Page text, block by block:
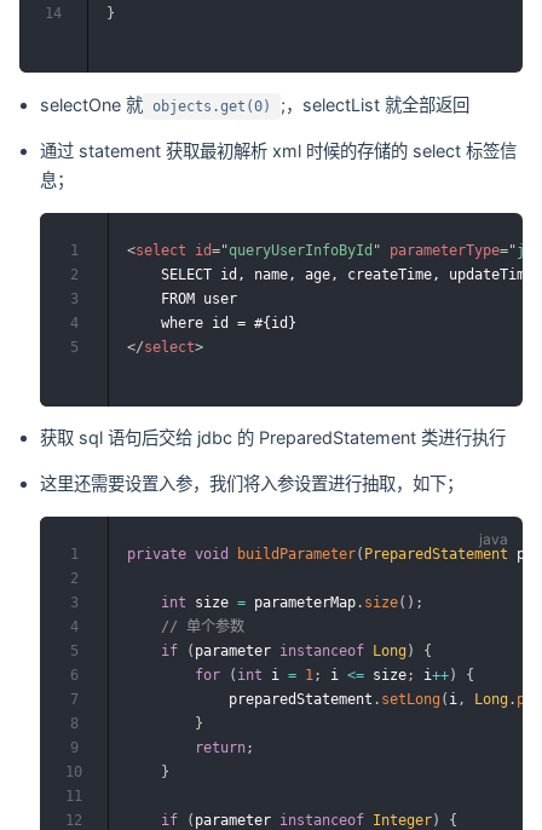
}
14
selectOne 就 objects.get(0) ;，selectList 就全部返回
通过 statement 获取最初解析 xml 时候的存储的 select 标签信
息；
<select id="queryUserInfoById " parameterType="
	SELECT id, name, age, createTime, updateTime
</select>
1
2
3
4
5
获取 sql 语句后交给 jdbc 的 PreparedStatement 类进行执行
这里还需要设置入参，我们将入参设置进行抽取，如下；
private void buildParameter( PreparedStatement
int size = parameterMap . size( ) ;
// 单个参数
if
( parameter instanceof Long )
{
for
( int i = 1 ; i <= size ; i++)
{
            preparedStatement
. setLong ( i , Long .
}
return ;
}
if ( parameter instanceof Integer)
{
1
2
3
4
5
6
7
8
9
10
11
12